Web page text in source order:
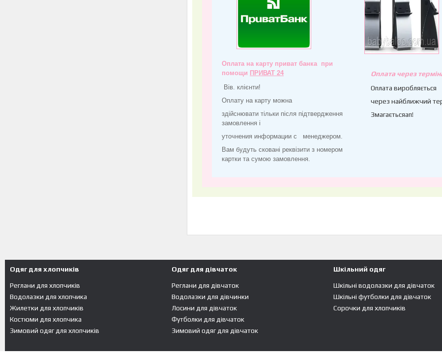
Оплата на карту приват банка при
помощи ПРИВАТ 24
Вів. клієнти!
Оплату на карту можна
здійснювати тільки після підтвердження
замовлення і
уточнения информации с менеджером.
Вам будуть сковані реквізити з номером
картки та сумою замовлення.
Оплата через
Оплата виробляється
через найближчий
Змагаєтьсяап!
Одяг для хлопчиків
Реглани для хлопчиків
Водолазки для хлопчика
Жилетки для хлопчиків
Костюми для хлопчика
Зимовий одяг для хлопчиків
Одяг для дівчаток
Реглани для дівчаток
Водолазки для дівчинки
Лосини для дівчаток
Футболки для дівчаток
Зимовий одяг для дівчаток
Шкільний одяг
Шкільні водолазки для дівчаток
Шкільні футболки для дівчаток
Сорочки для хлопчиків